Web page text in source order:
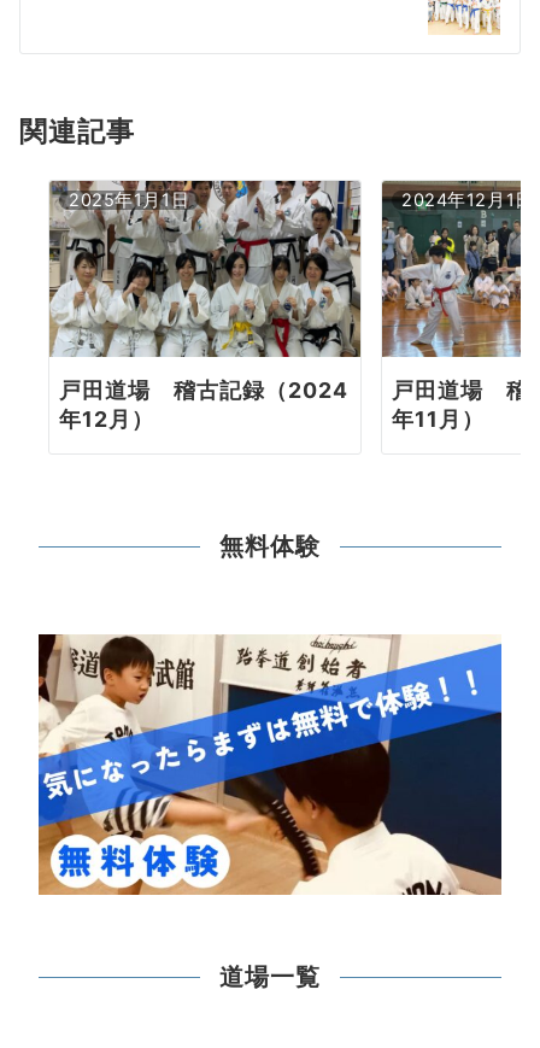
ョ
ン
関連記事
2025年1月1日
戸田道場 稽古記録（2024
年12月）
2024年12月1日
戸田道場 稽
年11月）
無料体験
道場一覧